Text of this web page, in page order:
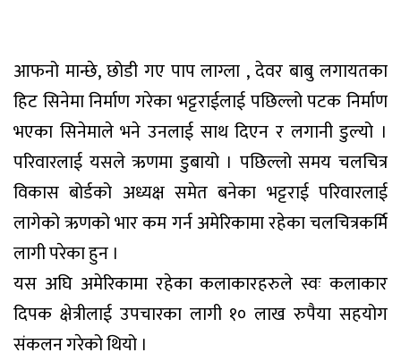
आफनो मान्छे, छोडी गए पाप लाग्ला , देवर बाबु लगायतका
हिट सिनेमा निर्माण गरेका भट्टराईलाई पछिल्लो पटक निर्माण
भएका सिनेमाले भने उनलाई साथ दिएन र लगानी डुल्यो ।
परिवारलाई यसले ऋणमा डुबायो । पछिल्लो समय चलचित्र
विकास बोर्डको अध्यक्ष समेत बनेका भट्टराई परिवारलाई
लागेको ऋणको भार कम गर्न अमेरिकामा रहेका चलचित्रकर्मि
लागी परेका हुन ।
यस अघि अमेरिकामा रहेका कलाकारहरुले स्वः कलाकार
दिपक क्षेत्रीलाई उपचारका लागी १० लाख रुपैया सहयोग
संकलन गरेको थियो ।